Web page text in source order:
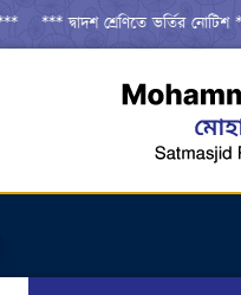
*** দ্বাদশ শ্রেণিতে ভর্তির নোটিশ ***